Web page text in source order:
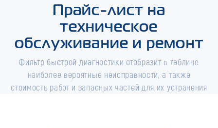
Прайс-лист на
техническое
обслуживание и ремонт
Фильтр быстрой диагностики отобразит в таблице
наиболее вероятные неисправности, а также
стоимость работ и запасных частей для их устранения